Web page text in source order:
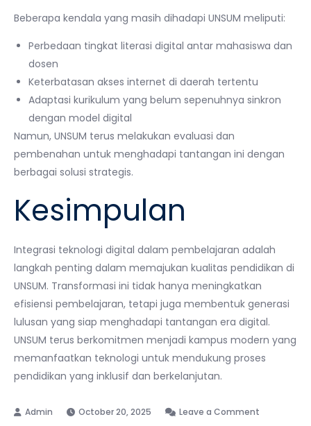
Beberapa kendala yang masih dihadapi UNSUM meliputi:
Perbedaan tingkat literasi digital antar mahasiswa dan
dosen
Keterbatasan akses internet di daerah tertentu
Adaptasi kurikulum yang belum sepenuhnya sinkron
dengan model digital
Namun, UNSUM terus melakukan evaluasi dan
pembenahan untuk menghadapi tantangan ini dengan
berbagai solusi strategis.
Kesimpulan
Integrasi teknologi digital dalam pembelajaran adalah
langkah penting dalam memajukan kualitas pendidikan di
UNSUM. Transformasi ini tidak hanya meningkatkan
efisiensi pembelajaran, tetapi juga membentuk generasi
lulusan yang siap menghadapi tantangan era digital.
UNSUM terus berkomitmen menjadi kampus modern yang
memanfaatkan teknologi untuk mendukung proses
pendidikan yang inklusif dan berkelanjutan.
October 20, 2025 Leave a Comment